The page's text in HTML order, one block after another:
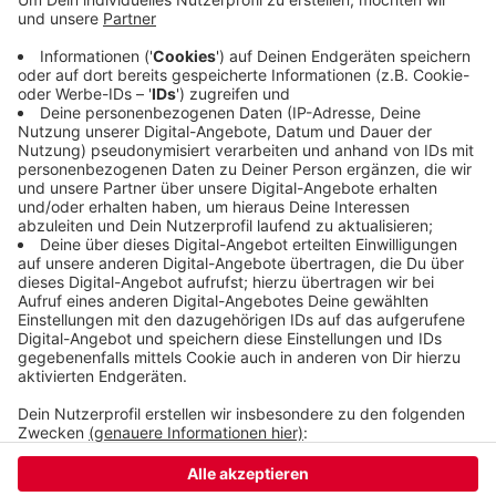
angekündigt, um das zu ermöglichen. Wie lange es
dauert, bis die Busse dann wirklich fahren, kann
Slawig noch nicht sagen. Die zusätzlichen Busse
könnten auch im normalen Linienverkehr
eingesetzt werden, sollte es dort zu voll werden.
Veröffentlicht:Freitag, 21.08.2020 16:47
Anzeige